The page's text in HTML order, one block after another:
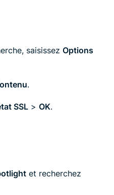
saisissez Options
.
SSL > OK.
et recherchez